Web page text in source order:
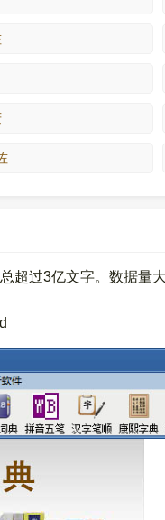
超过3亿文字。数据量